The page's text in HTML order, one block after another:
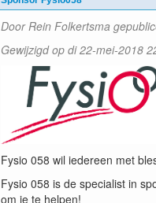
Door Rein Folkertsma
Gewijzigd op di 22-mei-2018
Fysio 058 wil iedereen met
Fysio 058 is de specialist in
om je te helpen!